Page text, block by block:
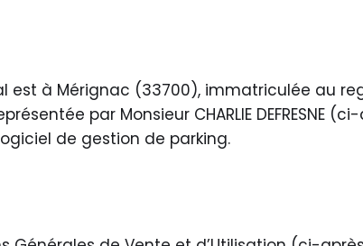
est à Mérignac (33700), immatriculée au
par Monsieur CHARLIE DEFRESNE
de gestion de parking.